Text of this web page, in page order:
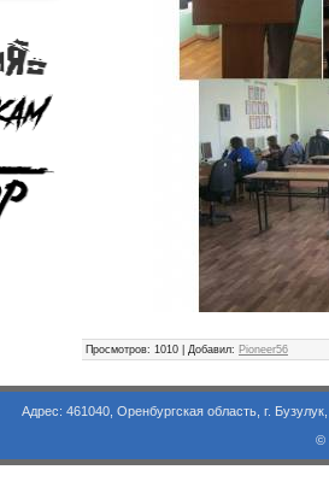
Просмотров: 1010 | Добавил: Pioneer56
область, г. Бузулук, ул.
©